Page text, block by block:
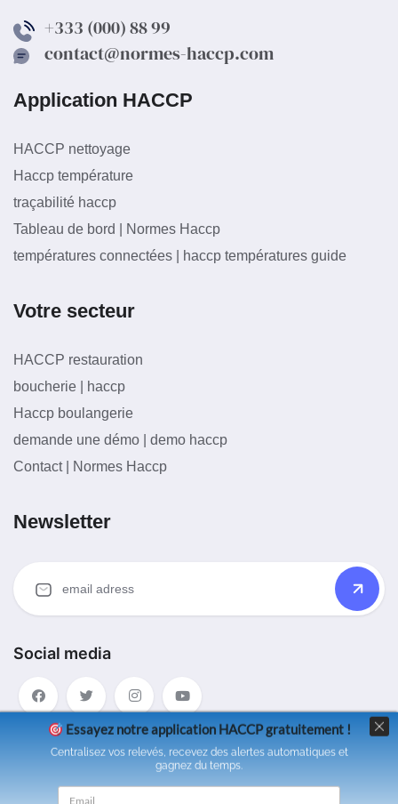
+333 (000) 88 99
contact@normes-haccp.com
Application HACCP
HACCP nettoyage
Haccp température
traçabilité haccp
Tableau de bord | Normes Haccp
températures connectées | haccp températures guide
Votre secteur
HACCP restauration
boucherie | haccp
Haccp boulangerie
demande une démo | demo haccp
Contact | Normes Haccp
Newsletter
Social media
Essayez notre application HACCP gratuitement !
Centralisez vos relevés, recevez des alertes automatiques et
gagnez du temps.